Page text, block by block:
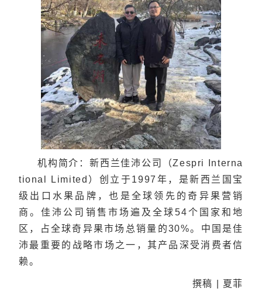
机构简介：新西兰佳沛公司（Zespri Interna
tional Limited）创立于1997年，是新西兰国宝
级出口水果品牌，也是全球领先的奇异果营销
商。佳沛公司销售市场遍及全球54个国家和地
区，占全球奇异果市场总销量的30%。中国是佳
沛最重要的战略市场之一，其产品深受消费者信
赖。
撰稿 | 夏菲